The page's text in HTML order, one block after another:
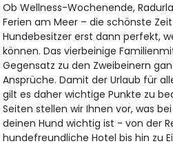
Ob Wellness-Wochenende,
Ferien am Meer – die schönste
Hundebesitzer erst dann perfekt,
können. Das vierbeinige
Gegensatz zu den Zweibeinern
Ansprüche. Damit der Urlaub für
gilt es daher wichtige Punkte zu
Seiten stellen wir Ihnen vor, was
deinen Hund wichtig ist - von der
hundefreundliche Hotel bis hin zu